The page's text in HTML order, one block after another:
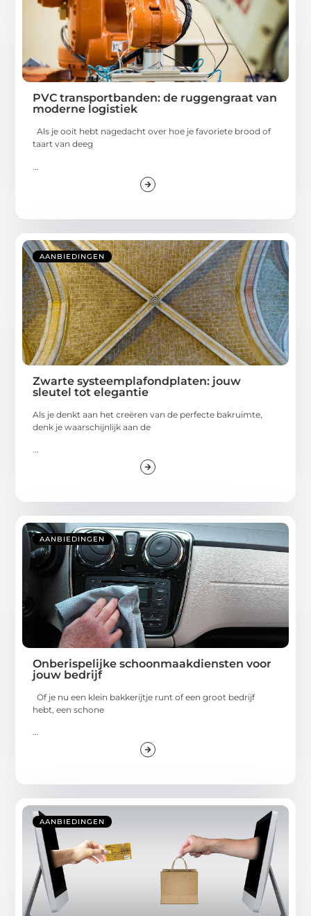
PVC transportbanden: de ruggengraat van
moderne logistiek
Als je ooit hebt nagedacht over hoe je favoriete brood of
taart van deeg
AANBIEDINGEN
Zwarte systeemplafondplaten: jouw
sleutel tot elegantie
Als je denkt aan het creëren van de perfecte bakruimte,
denk je waarschijnlijk aan de
...
AANBIEDINGEN
Onberispelijke schoonmaakdiensten voor
jouw bedrijf
Of je nu een klein bakkerijtje runt of een groot bedrijf
hebt, een schone
...
AANBIEDINGEN